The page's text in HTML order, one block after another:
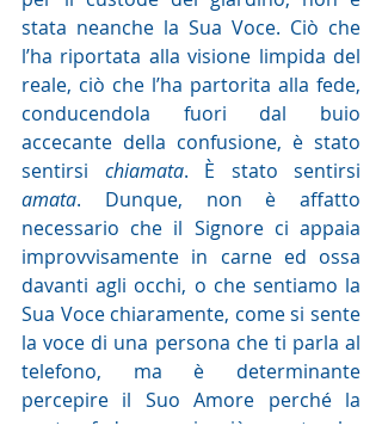
stata neanche la Sua Voce. Ciò che
l’ha riportata alla visione limpida del
reale, ciò che l’ha partorita alla fede,
conducendola fuori dal buio
accecante della confusione, è stato
sentirsi chiamata
amata. Dunque, non è affatto
necessario che il Signore ci appaia
improvvisamente in carne ed ossa
davanti agli occhi, o che sentiamo la
Sua Voce chiaramente, come si sente
la voce di una persona che ti parla al
telefono, ma è determinante
percepire il Suo Amore perché la
nostra fede non sia più una tomba